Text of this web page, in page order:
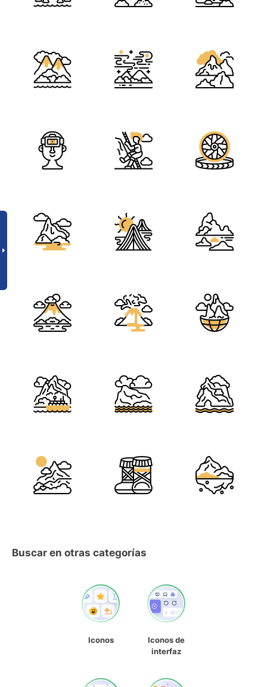
Buscar en otras categorías
Iconos
Iconos de
interfaz